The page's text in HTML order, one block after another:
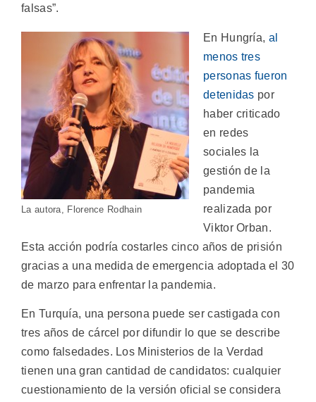
falsas”.
La autora, Florence Rodhain
En Hungría, al
menos tres
personas fueron
detenidas por
haber criticado
en redes
sociales la
gestión de la
pandemia
realizada por
Viktor Orban.
Esta acción podría costarles cinco años de prisión
gracias a una medida de emergencia adoptada el 30
de marzo para enfrentar la pandemia.
En Turquía, una persona puede ser castigada con
tres años de cárcel por difundir lo que se describe
como falsedades. Los Ministerios de la Verdad
tienen una gran cantidad de candidatos: cualquier
cuestionamiento de la versión oficial se considera